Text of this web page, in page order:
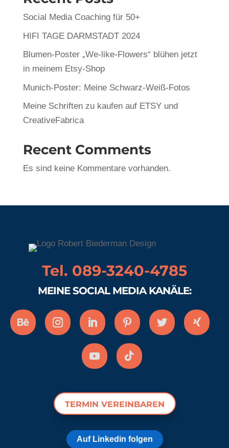
Social Media Coaching für 50+
HIFI TAGE DARMSTADT 2024
Blumen-Poster „We-like-Flowers“ blühen jetzt
in meinem Etsy-Shop
Munich-Poster: Meine Schwarz-Weiß-Fotos
Meine Schriften zu kaufen auf ETSY und
CreativeFabrica
Recent Comments
Es sind keine Kommentare vorhanden.
Tel. 089-3240-4785
MEINE SOCIAL MEDIA KANÄLE:
TERMIN VEREINBAREN
Auf Linkedin folgen